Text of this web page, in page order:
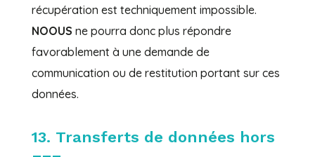
récupération est techniquement impossible.
NOOUS ne pourra donc plus répondre
favorablement à une demande de
communication ou de restitution portant sur ces
données.
13. Transferts de données hors